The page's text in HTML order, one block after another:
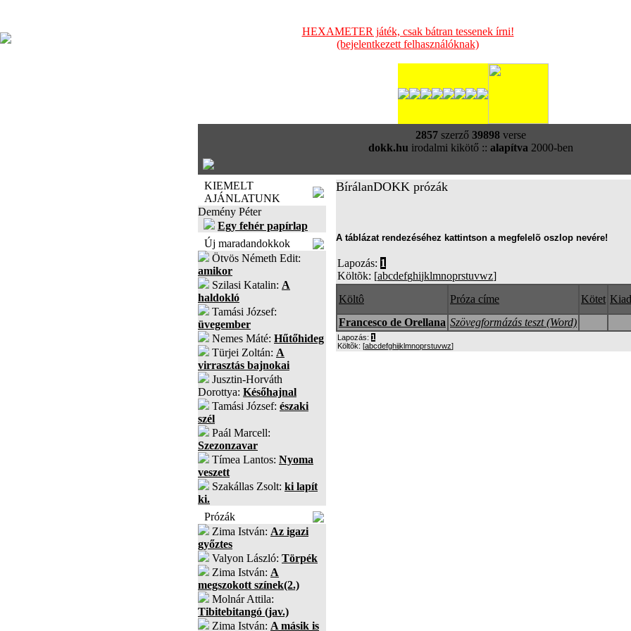
HEXAMETER játék, csak bátran tessenek írni!
(bejelentkezett felhasználóknak)
2857szerző 39898verse
dokk.hu irodalmi kikötő :: alapítva 2000-ben
KIEMELT
AJÁNLATUNK
Demény Péter
Egy fehér papírlap
Új maradandokkok
Ötvös Németh Edit:
amikor
Szilasi Katalin: A
haldokló
Tamási József:
üvegember
Nemes Máté: Hűtőhideg
Türjei Zoltán: A
virrasztás bajnokai
Jusztin-Horváth
Dorottya: Későhajnal
Tamási József: északi
szél
Paál Marcell:
Szezonzavar
Tímea Lantos: Nyoma
veszett
Szakállas Zsolt: ki lapít
ki.
Prózák
Zima István: Az igazi
győztes
Valyon László: Törpék
Zima István: A
megszokott színek(2.)
Molnár Attila:
Tibitebitangó (jav.)
Zima István: A másik is
BírálanDOKK prózák
A táblázat rendezéséhez kattintson a megfelelõ oszlop nevére!
Lapozás: 1
Költõk: [abcdefghijklmnoprstuvwz]
Költô
Próza címe Kötet
Francesco de Orellana Szövegformázás teszt (Word)
Lapozás: 1
Költõk: [abcdefghijklmnoprstuvwz]